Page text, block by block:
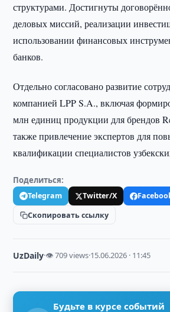
структурами. Достигнуты
деловых миссий, реализации
использовании финансовых
банков.
Отдельно согласовано развитие
компанией LPP S.A., включая
млн единиц продукции для брендов
также привлечение экспертов для
квалификации специалистов
Поделиться:
Telegram Twitter/X
Скопировать ссылку
UzDaily·👁 709 views·15.06.2026 · 11:45
Будьте в курсе событий